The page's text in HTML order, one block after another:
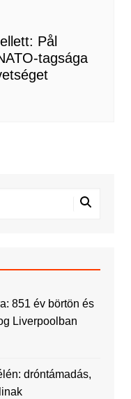
Pål
tagsága
851 év börtön és
Liverpoolban
dróntámadás,